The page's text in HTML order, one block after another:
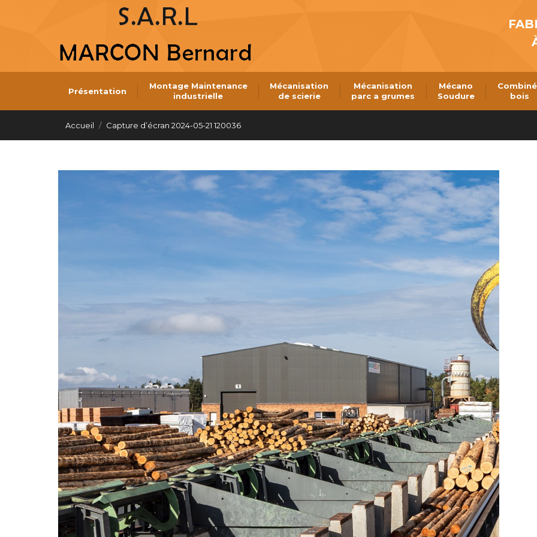
Présentation
Montage Maintenance
industrielle
Mécanisation
de scierie
Mécanisation
parc a grumes
Mécano
Soudure
bois
Vous êtes ici :
Accueil Capture d’écran 2024-05-21 120036
Présentation
Montage Maintenance
industrielle
bois